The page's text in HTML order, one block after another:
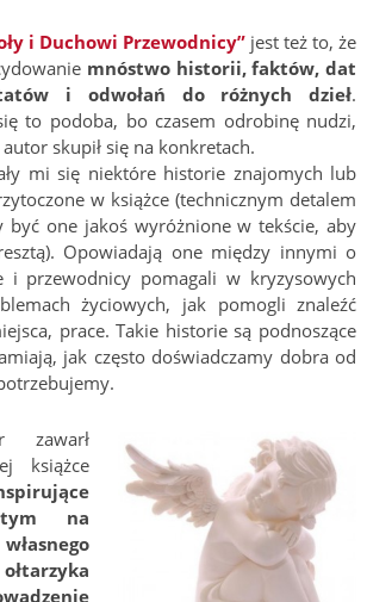
i Duchowi Przewodnicy” jest też to, że
mnóstwo historii, faktów, dat
i odwołań do różnych dzieł.
to podoba, bo czasem odrobinę nudzi,
skupił się na konkretach.
mi się niektóre historie znajomych lub
w książce (technicznym detalem
być one jakoś wyróżnione w tekście, aby
Opowiadają one między innymi o
i przewodnicy pomagali w kryzysowych
życiowych, jak pomogli znaleźć
prace. Takie historie są podnoszące
jak często doświadczamy dobra od
zawarł
książce
na